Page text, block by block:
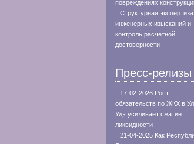
повреждениях
Структурная экспертиза
инженерных изысканий и
контроль расчетной
достоверности
Пресс-релизы
17-02-2026 Рост
обязательств по ЖКХ в
Удэ усиливает сжатие
ликвидности
21-04-2025 Как